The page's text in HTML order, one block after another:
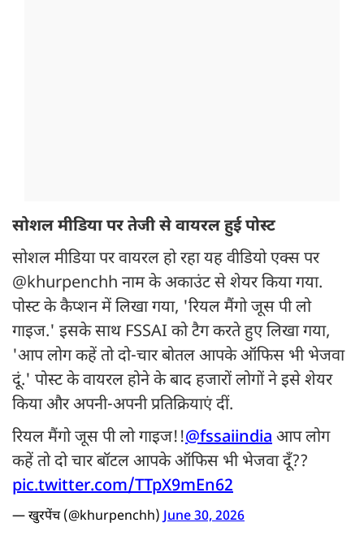
सोशल मीडिया पर तेजी से वायरल हुई पोस्ट
सोशल मीडिया पर वायरल हो रहा यह वीडियो एक्स पर
@khurpenchh नाम के अकाउंट से शेयर किया गया.
पोस्ट के कैप्शन में लिखा गया, 'रियल मैंगो जूस पी लो
गाइज.' इसके साथ FSSAI को टैग करते हुए लिखा गया,
'आप लोग कहें तो दो-चार बोतल आपके ऑफिस भी भेजवा
दूं.' पोस्ट के वायरल होने के बाद हजारों लोगों ने इसे शेयर
किया और अपनी-अपनी प्रतिक्रियाएं दीं.
रियल मैंगो जूस पी लो गाइज!!@fssaiindiaआप लोग
कहें तो दो चार बॉटल आपके ऑफिस भी भेजवा दूँ??
pic.twitter.com/TTpX9mEn62
— खुरपेंच (@khurpenchh)June 30, 2026